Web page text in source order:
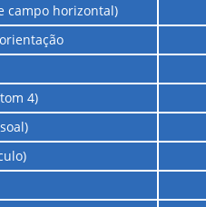
campo horizontal)
4)